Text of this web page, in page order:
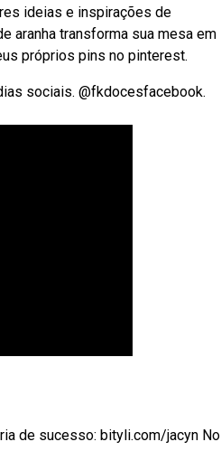
ideias e inspirações de
aranha transforma sua mesa em
próprios pins no pinterest.
sociais. @fkdocesfacebook.
de sucesso: bityli.com/jacyn No